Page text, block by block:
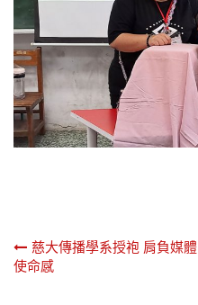
文慈大傳播學系授袍 肩負媒體
使命感